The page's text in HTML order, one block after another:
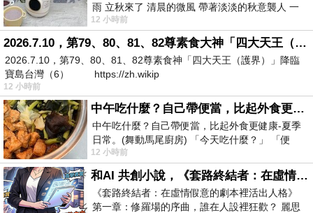
雨 立秋來了 清晨的微風 帶著淡淡的秋意襲人 一
下子 又被赤
12 小時前
2026.7.10，第79、80、81、82尊素食大神「四大天王（護界）」降臨寶島台灣（6）
2026.7.10，第79、80、81、82尊素食神「四大天王（護界）」降臨
寶島台灣（6） https://zh.wikip
12 小時前
中午吃什麼？自己帶便當，比起外食更健康-夏季日常。(舞動馬尾廚房)
中午吃什麼？自己帶便當，比起外食更健康-夏季
日常。(舞動馬尾廚房) 「今天吃什麼？」 「便
當？麵？還是炒飯？」 每天都在選擇
12 小時前
和AI 共創小說，《套路終結者：在虛情假意的劇本裡活出人格》
《套路終結者：在虛情假意的劇本裡活出人格》
第一章：修羅場的序曲，誰在人設裡狂歡？ 麗思